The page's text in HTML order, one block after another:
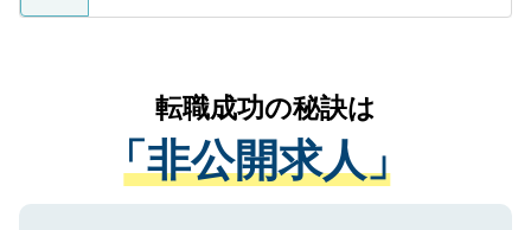
ているすべての個人データはご本人の許可
は、個人情報の取り扱いについての厳密な
管理基準を満たした事業者のみに付与され
る、プライバシーマークを取得済みです。
ご登録いただいた個人情報は、SSL（デー
かがいして、現在の医療機関の状況や紹介
経験をまじえながら、適切なアドバイスを
させていただきます。すぐにご転職をされ
ない方には、長期的なサポートが可能です
ので、まずはご登録ください。
転職成功の秘訣は
「非公開求人」